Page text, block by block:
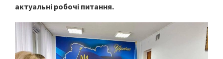
актуальні робочі питання.